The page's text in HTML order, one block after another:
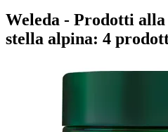
Weleda - Prodotti
stella alpina: 4